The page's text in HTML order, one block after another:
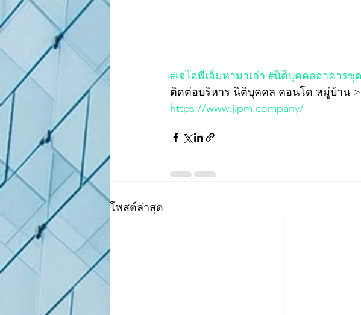
#เจไอพีเอ็มหามาเล่า #นิติบุคคลอาคารชุด
ติดต่อบริหาร นิติบุคคล คอนโด หมู่บ้าน
https://www.jipm.company/
โพสต์ล่าสุด